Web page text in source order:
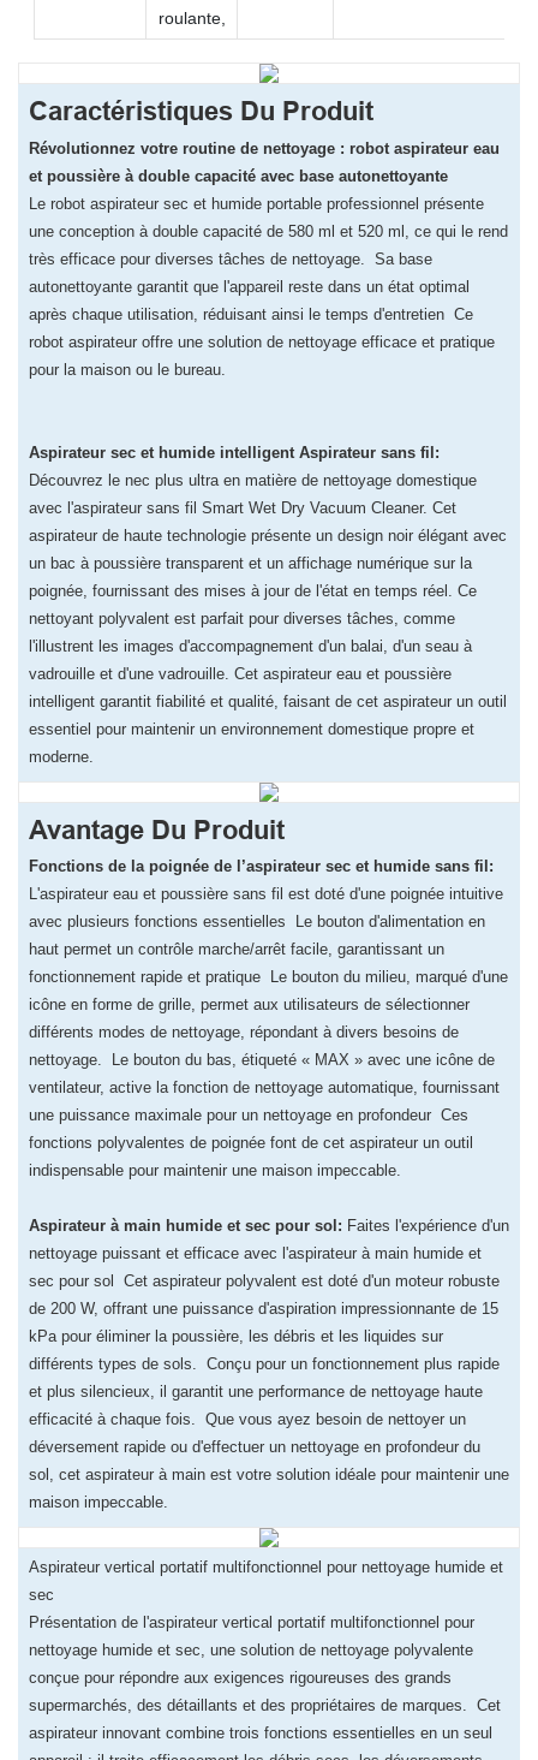
roulante,
Caractéristiques Du Produit
Révolutionnez votre routine de nettoyage : robot aspirateur eau
et poussière à double capacité avec base autonettoyante
Le robot aspirateur sec et humide portable professionnel présente
une conception à double capacité de 580 ml et 520 ml, ce qui le rend
très efficace pour diverses tâches de nettoyage. Sa base
autonettoyante garantit que l'appareil reste dans un état optimal
après chaque utilisation, réduisant ainsi le temps d'entretien Ce
robot aspirateur offre une solution de nettoyage efficace et pratique
pour la maison ou le bureau.
Aspirateur sec et humide intelligent Aspirateur sans fil:
Découvrez le nec plus ultra en matière de nettoyage domestique
avec l'aspirateur sans fil Smart Wet Dry Vacuum Cleaner. Cet
aspirateur de haute technologie présente un design noir élégant avec
un bac à poussière transparent et un affichage numérique sur la
poignée, fournissant des mises à jour de l'état en temps réel. Ce
nettoyant polyvalent est parfait pour diverses tâches, comme
l'illustrent les images d'accompagnement d'un balai, d'un seau à
vadrouille et d'une vadrouille. Cet aspirateur eau et poussière
intelligent garantit fiabilité et qualité, faisant de cet aspirateur un outil
essentiel pour maintenir un environnement domestique propre et
moderne.
Avantage Du Produit
Fonctions de la poignée de l’aspirateur sec et humide sans fil:
L'aspirateur eau et poussière sans fil est doté d'une poignée intuitive
avec plusieurs fonctions essentielles Le bouton d'alimentation en
haut permet un contrôle marche/arrêt facile, garantissant un
fonctionnement rapide et pratique Le bouton du milieu, marqué d'une
icône en forme de grille, permet aux utilisateurs de sélectionner
différents modes de nettoyage, répondant à divers besoins de
nettoyage. Le bouton du bas, étiqueté « MAX » avec une icône de
ventilateur, active la fonction de nettoyage automatique, fournissant
une puissance maximale pour un nettoyage en profondeur Ces
fonctions polyvalentes de poignée font de cet aspirateur un outil
indispensable pour maintenir une maison impeccable.
Aspirateur à main humide et sec pour sol: Faites l'expérience d'un
nettoyage puissant et efficace avec l'aspirateur à main humide et
sec pour sol Cet aspirateur polyvalent est doté d'un moteur robuste
de 200 W, offrant une puissance d'aspiration impressionnante de 15
kPa pour éliminer la poussière, les débris et les liquides sur
différents types de sols. Conçu pour un fonctionnement plus rapide
et plus silencieux, il garantit une performance de nettoyage haute
efficacité à chaque fois. Que vous ayez besoin de nettoyer un
déversement rapide ou d'effectuer un nettoyage en profondeur du
sol, cet aspirateur à main est votre solution idéale pour maintenir une
maison impeccable.
Aspirateur vertical portatif multifonctionnel pour nettoyage humide et
sec
Présentation de l'aspirateur vertical portatif multifonctionnel pour
nettoyage humide et sec, une solution de nettoyage polyvalente
conçue pour répondre aux exigences rigoureuses des grands
supermarchés, des détaillants et des propriétaires de marques. Cet
aspirateur innovant combine trois fonctions essentielles en un seul